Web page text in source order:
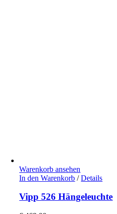
Warenkorb ansehen
In den Warenkorb / Details
Vipp 526 Hängeleuchte